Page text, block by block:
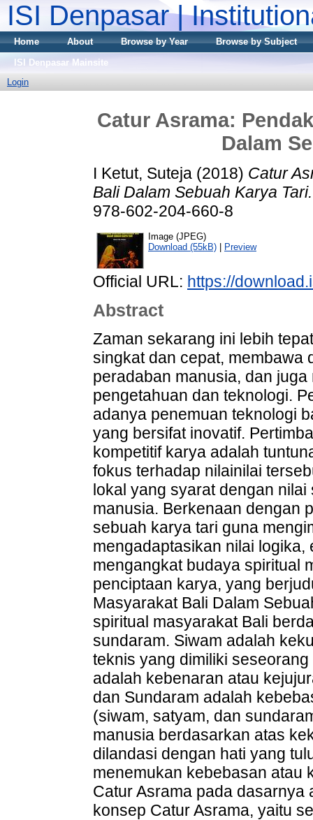
ISI Denpasar |
Home About Browse by Year
Browse by Subject
ISI Denpasar Mainsite
Login
Catur Asrama:
Dalam
I Ketut, Suteja (2018) Catur
Bali Dalam Sebuah Karya Tari.
978-602-204-660-8
Image (JPEG)
Download (55kB)
Preview
Official URL: https://
Abstract
Zaman sekarang ini lebih
singkat dan cepat, membawa
peradaban manusia, dan
pengetahuan dan teknologi.
adanya penemuan teknologi
yang bersifat inovatif.
kompetitif karya adalah
fokus terhadap nilainilai
lokal yang syarat dengan
manusia. Berkenaan dengan
sebuah karya tari guna
mengadaptasikan nilai logika,
mengangkat budaya spiritual
penciptaan karya, yang
Masyarakat Bali Dalam
spiritual masyarakat Bali
sundaram. Siwam adalah
teknis yang dimiliki
adalah kebenaran atau
dan Sundaram adalah
(siwam, satyam, dan
manusia berdasarkan atas
dilandasi dengan hati yang
menemukan kebebasan atau
Catur Asrama pada
konsep Catur Asrama, yaitu